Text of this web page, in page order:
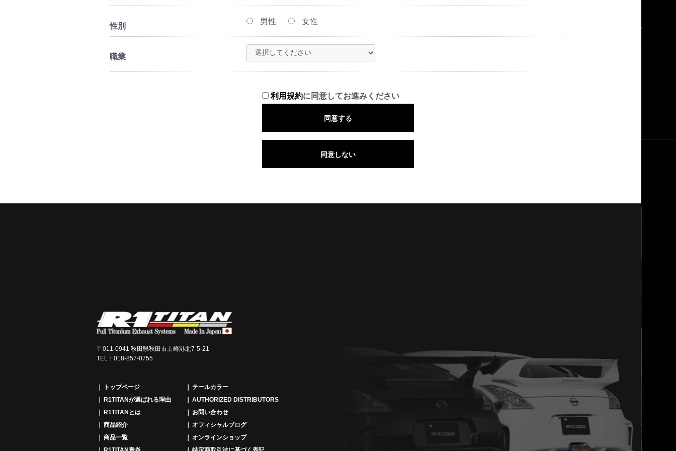
性別
男性 女性
職業
利用規約に同意してお進みください
同意する
同意しない
トップページ
R1TITANが選ばれる理由
R1TITANとは
商品紹介
商品一覧
テールカラー
AUTHORIZED DISTRIBUTORS
お問い合わせ
オフィシャルブログ
オンラインショップ
〒011-0941 秋田県秋田市土崎港北7-5-21
TEL：018-857-0755